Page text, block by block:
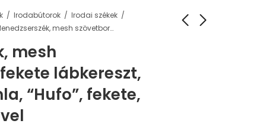
Irodabútorok
Irodai székek
Menedzserszék, mesh szövetborítás, fekete lábkereszt, magas háttámla, “Hufo”, fekete, parkettagörgővel
mesh
lábkereszt,
“Hufo”, fekete,